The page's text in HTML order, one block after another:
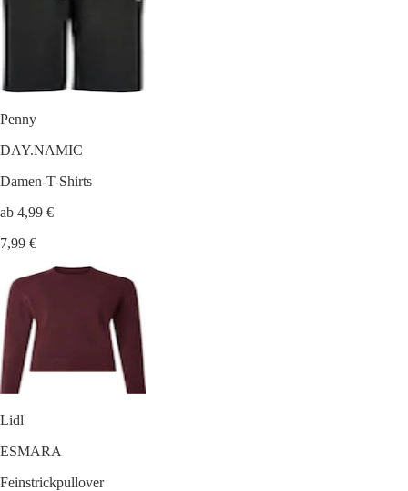
Penny
DAY.NAMIC
Damen-T-Shirts
ab 4,99 €
7,99 €
Lidl
ESMARA
Feinstrickpullover